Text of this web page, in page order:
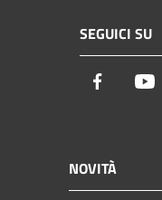
SEGUICI SU
Facebook
NOVITÀ